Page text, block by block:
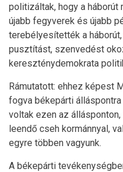
politizáltak, hogy a háborút
újabb fegyverek és újabb
terebélyesítették a
pusztítást, szenvedést
kereszténydemokrata
Rámutatott: ehhez képest
fogva békepárti
voltak ezen az
leendő cseh kormánnyal,
egyre többen vagyunk.
A békepárti